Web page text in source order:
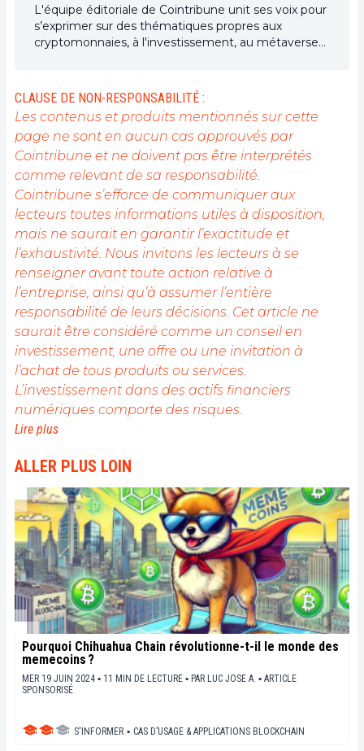
L'équipe éditoriale de Cointribune unit ses voix pour
s’exprimer sur des thématiques propres aux
cryptomonnaies, à l'investissement, au métaverse
CLAUSE DE NON-RESPONSABILITÉ :
Les contenus et produits mentionnés sur cette
page ne sont en aucun cas approuvés par
Cointribune et ne doivent pas être interprétés
comme relevant de sa responsabilité.
Cointribune s’efforce de communiquer aux
lecteurs toutes informations utiles à disposition,
mais ne saurait en garantir l’exactitude et
l’exhaustivité. Nous invitons les lecteurs à se
renseigner avant toute action relative à
l’entreprise, ainsi qu’à assumer l’entière
responsabilité de leurs décisions. Cet article ne
saurait être considéré comme un conseil en
investissement, une offre ou une invitation à
l’achat de tous produits ou services.
L’investissement dans des actifs financiers
numériques comporte des risques.
Lire plus
ALLER PLUS LOIN
Pourquoi Chihuahua Chain révolutionne-t-il le monde des
memecoins ?
MER 19 JUIN 2024 ▪ 11 MIN DE LECTURE ▪ PAR LUC JOSE A. ▪ ARTICLE
SPONSORISÉ
S'INFORMER ▪ CAS D’USAGE & APPLICATIONS BLOCKCHAIN